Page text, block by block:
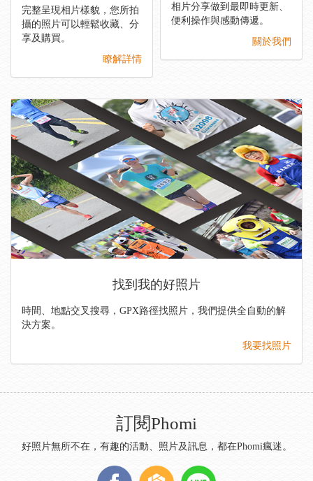
完整呈現相片樣貌，您所拍
攝的照片可以輕鬆收藏、分
享及購買。
瞭解詳情
相片分享做到最即時更新、
便利操作與感動傳遞。
關於我們
找到我的好照片
時間、地點交叉搜尋，GPX路徑找照片，我們提供全自動的解
決方案。
我要找照片
訂閱Phomi
好照片無所不在，有趣的活動、照片及訊息，都在Phomi瘋迷。